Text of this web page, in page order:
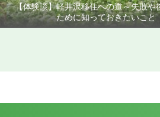
【体験談】軽井沢移住への道～失敗や
ために知っておきたいこと